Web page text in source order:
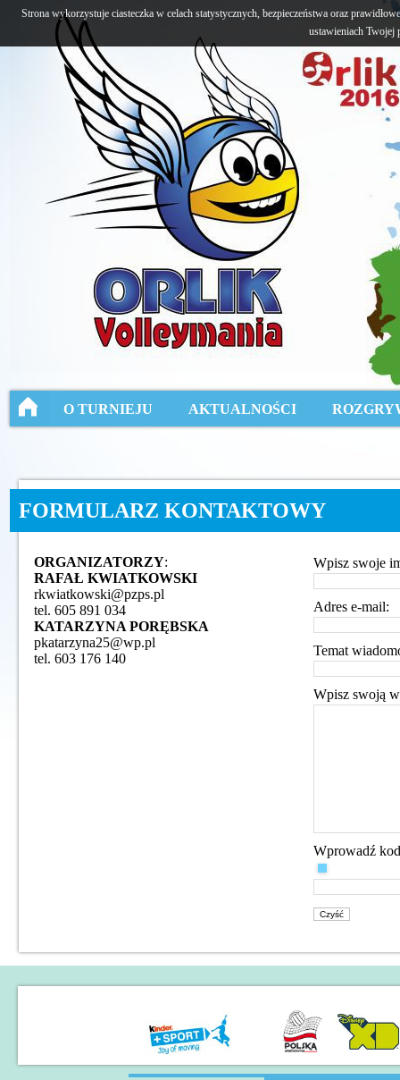
O TURNIEJU AKTUALNOŚCI
FORMULARZ KONTAKTOWY
ORGANIZATORZY:
RAFAŁ KWIATKOWSKI
rkwiatkowski@pzps.pl
tel. 605 891 034
KATARZYNA PORĘBSKA
pkatarzyna25@wp.pl
tel. 603 176 140
Wpisz swoje
Adres e-mail:
Temat
Wpisz swoją
Wprowadź kod
Strona wykorzystuje ciasteczka w celach statystycznych, bezpieczeństwa oraz
ustawieniach Twojej